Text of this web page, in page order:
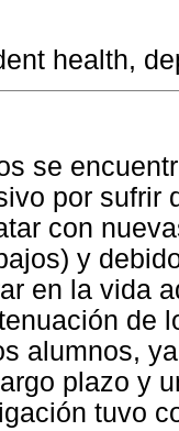
health,
se
por sufrir
con
y
en la vida
de
alumnos,
plazo y
tuvo